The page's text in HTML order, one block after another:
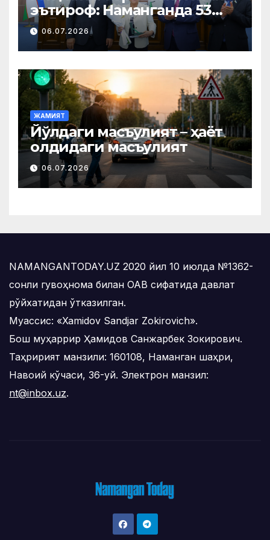
эътироф: Наманганда 53
нафар нуроний «Меҳнат
фахрийси» кўкрак нишони
билан тақдирланди
06.07.2026
ЖАМИЯТ
Йўлдаги масъулият – ҳаёт
олдидаги масъулият
06.07.2026
NAMANGANTODAY.UZ 2020 йил 10 июлда №1362-
сонли гувоҳнома билан ОАВ сифатида давлат
рўйхатидан ўтказилган.
Муассис: «Xamidov Sandjar Zokirovich».
Бош муҳаррир Ҳамидов Санжарбек Зокирович.
Таҳририят манзили: 160108, Наманган шаҳри,
Навоий кўчаси, 36-уй. Электрон манзил:
nt@inbox.uz.